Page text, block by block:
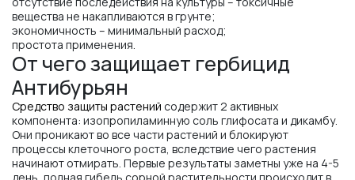
вещества не накапливаются в грунте;
экономичность – минимальный расход;
простота применения.
От чего защищает гербицид
Антибурьян
Средство защиты растений содержит 2 активных
компонента: изопропиламинную соль глифосата и дикамбу.
Они проникают во все части растений и блокируют
процессы клеточного роста, вследствие чего растения
начинают отмирать. Первые результаты заметны уже на 4-5